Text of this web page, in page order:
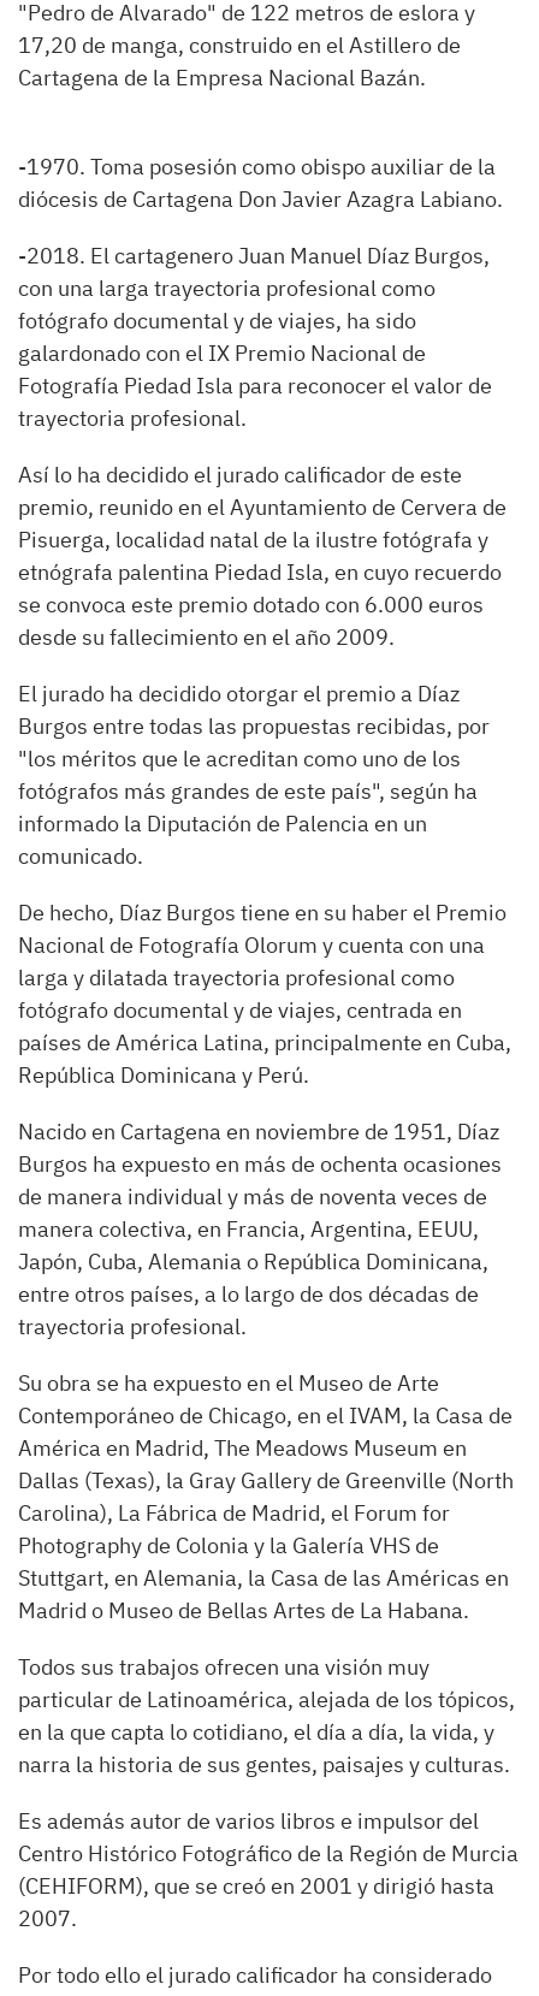
"Pedro de Alvarado" de 122 metros de eslora y
17,20 de manga, construido en el Astillero de
Cartagena de la Empresa Nacional Bazán.
-1970. Toma posesión como obispo auxiliar de la
diócesis de Cartagena Don Javier Azagra Labiano.
-2018. El cartagenero Juan Manuel Díaz Burgos,
con una larga trayectoria profesional como
fotógrafo documental y de viajes, ha sido
galardonado con el IX Premio Nacional de
Fotografía Piedad Isla para reconocer el valor de
trayectoria profesional.
Así lo ha decidido el jurado calificador de este
premio, reunido en el Ayuntamiento de Cervera de
Pisuerga, localidad natal de la ilustre fotógrafa y
etnógrafa palentina Piedad Isla, en cuyo recuerdo
se convoca este premio dotado con 6.000 euros
desde su fallecimiento en el año 2009.
El jurado ha decidido otorgar el premio a Díaz
Burgos entre todas las propuestas recibidas, por
"los méritos que le acreditan como uno de los
fotógrafos más grandes de este país", según ha
informado la Diputación de Palencia en un
comunicado.
De hecho, Díaz Burgos tiene en su haber el Premio
Nacional de Fotografía Olorum y cuenta con una
larga y dilatada trayectoria profesional como
fotógrafo documental y de viajes, centrada en
países de América Latina, principalmente en Cuba,
República Dominicana y Perú.
Nacido en Cartagena en noviembre de 1951, Díaz
Burgos ha expuesto en más de ochenta ocasiones
de manera individual y más de noventa veces de
manera colectiva, en Francia, Argentina, EEUU,
Japón, Cuba, Alemania o República Dominicana,
entre otros países, a lo largo de dos décadas de
trayectoria profesional.
Su obra se ha expuesto en el Museo de Arte
Contemporáneo de Chicago, en el IVAM, la Casa de
América en Madrid, The Meadows Museum en
Dallas (Texas), la Gray Gallery de Greenville (North
Carolina), La Fábrica de Madrid, el Forum for
Photography de Colonia y la Galería VHS de
Stuttgart, en Alemania, la Casa de las Américas en
Madrid o Museo de Bellas Artes de La Habana.
Todos sus trabajos ofrecen una visión muy
particular de Latinoamérica, alejada de los tópicos,
en la que capta lo cotidiano, el día a día, la vida, y
narra la historia de sus gentes, paisajes y culturas.
Es además autor de varios libros e impulsor del
Centro Histórico Fotográfico de la Región de Murcia
(CEHIFORM), que se creó en 2001 y dirigió hasta
2007.
Por todo ello el jurado calificador ha considerado